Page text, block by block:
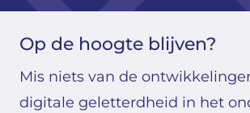
Op de hoogte blijven?
Mis niets van de
digitale geletterdheid in het